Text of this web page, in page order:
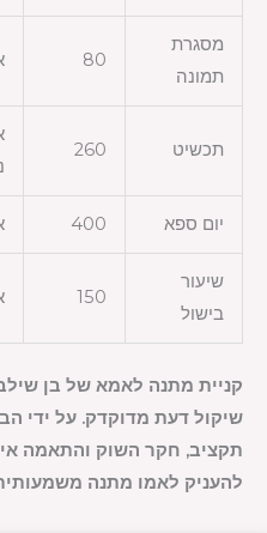
מסגרת
תמונה
80
תכשיט 260
יום ספא 400
שיעור
בישול
150
קניית מתנה לאמא של בן
שיקול דעת מדוקדק. על ידי
תקציב, חקר השוק והתאמה
להעניק לאמו מתנה